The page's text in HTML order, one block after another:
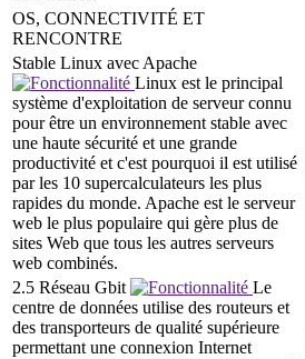
OS, CONNECTIVITÉ ET
RENCONTRE
Stable Linux avec Apache
Linux est le principal
système d'exploitation de serveur connu
pour être un environnement stable avec
une haute sécurité et une grande
productivité et c'est pourquoi il est utilisé
par les 10 supercalculateurs les plus
rapides du monde. Apache est le serveur
web le plus populaire qui gère plus de
sites Web que tous les autres serveurs
web combinés.
2.5 Réseau Gbit
Le
centre de données utilise des routeurs et
des transporteurs de qualité supérieure
permettant une connexion Internet